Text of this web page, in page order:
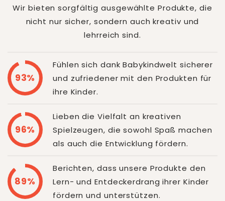
Wir bieten sorgfältig ausgewählte Produkte, die
nicht nur sicher, sondern auch kreativ und
lehrreich sind.
93%
Fühlen sich dank Babykindwelt sicherer
und zufriedener mit den Produkten für
ihre Kinder.
96%
Lieben die Vielfalt an kreativen
Spielzeugen, die sowohl Spaß machen
als auch die Entwicklung fördern.
89%
Berichten, dass unsere Produkte den
Lern- und Entdeckerdrang ihrer Kinder
fördern und unterstützen.